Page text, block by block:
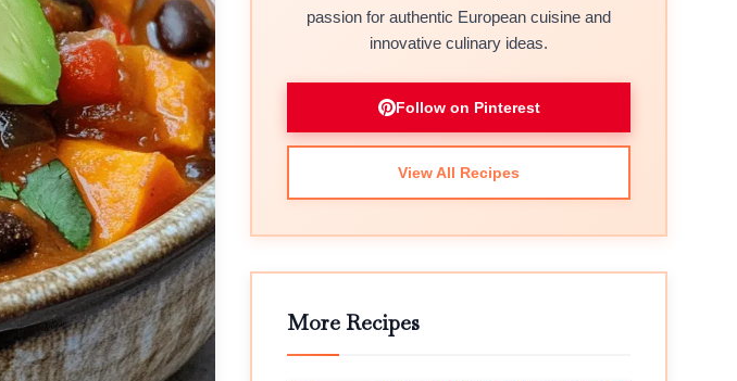
passion for authentic European cuisine and
innovative culinary ideas.
Follow on Pinterest
View All Recipes
More Recipes